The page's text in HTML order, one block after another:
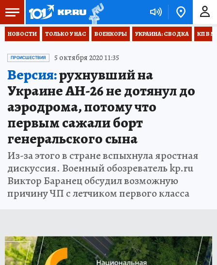
НОВОСТИ ТОЛЬКО У НАС ВОЕНКОРЫ УКРАИНА: СВОДКА КП В
ПРОИСШЕСТВИЯ 5 октября 2020 11:35
Версия:рухнувший на
Украине АН-26 не дотянул до
аэродрома, потому что
первым сажали борт
генеральского сына
Из-за этого в стране вспыхнула яростная
дискуссия. Военный обозреватель kp.ru
Виктор Баранец обсудил возможную
причину ЧП с летчиком первого класса